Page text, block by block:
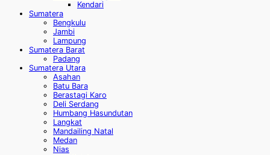
Kendari
Sumatera
Bengkulu
Jambi
Lampung
Sumatera Barat
Padang
Sumatera Utara
Asahan
Batu Bara
Berastagi Karo
Deli Serdang
Humbang Hasundutan
Langkat
Mandailing Natal
Medan
Nias